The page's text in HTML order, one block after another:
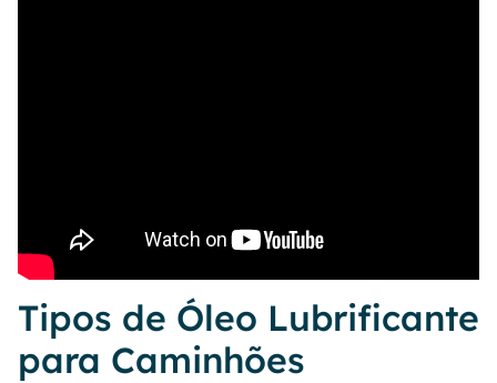
Tipos de Óleo Lubrificante
para Caminhões